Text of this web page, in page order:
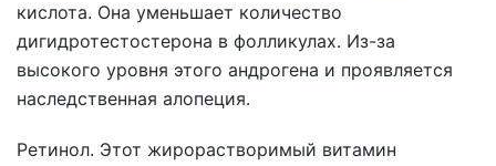
кислота. Она уменьшает количество
дигидротестостерона в фолликулах. Из-за
высокого уровня этого андрогена и проявляется
наследственная алопеция.
Ретинол. Этот жирорастворимый витамин